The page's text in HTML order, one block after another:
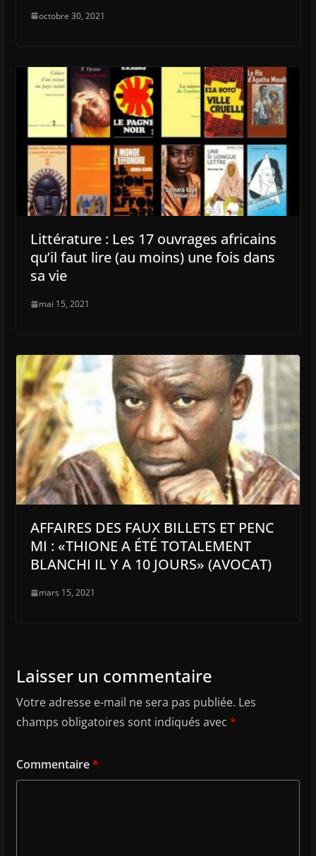
octobre 30, 2021
Littérature : Les 17 ouvrages africains
qu’il faut lire (au moins) une fois dans
sa vie
mai 15, 2021
AFFAIRES DES FAUX BILLETS ET PENC
MI : «THIONE A ÉTÉ TOTALEMENT
BLANCHI IL Y A 10 JOURS» (AVOCAT)
mars 15, 2021
Laisser un commentaire
Votre adresse e-mail ne sera pas publiée. Les
champs obligatoires sont indiqués avec *
Commentaire*